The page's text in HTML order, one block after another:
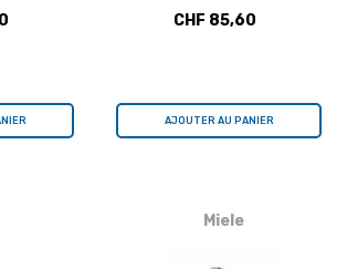
CHF 85,60
AJOUTER AU PANIER
Miele